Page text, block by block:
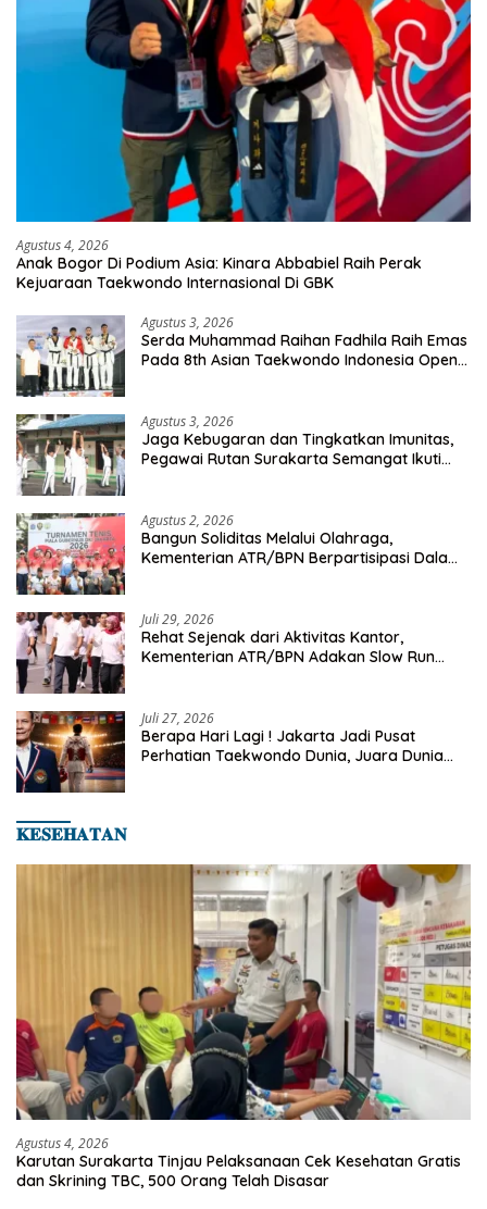
Agustus 4, 2026
Anak Bogor Di Podium Asia: Kinara Abbabiel Raih Perak
Kejuaraan Taekwondo Internasional Di GBK
Agustus 3, 2026
Serda Muhammad Raihan Fadhila Raih Emas
Pada 8th Asian Taekwondo Indonesia Open
Agustus 3, 2026
Jaga Kebugaran dan Tingkatkan Imunitas,
Pegawai Rutan Surakarta Semangat Ikuti
Agustus 2, 2026
Bangun Soliditas Melalui Olahraga,
Kementerian ATR/BPN Berpartisipasi Dalam
Juli 29, 2026
Rehat Sejenak dari Aktivitas Kantor,
Kementerian ATR/BPN Adakan Slow Run
Juli 27, 2026
Berapa Hari Lagi ! Jakarta Jadi Pusat
Perhatian Taekwondo Dunia, Juara Dunia
𝐊𝐄𝐒𝐄𝐇𝐀𝐓𝐀𝐍
Agustus 4, 2026
Karutan Surakarta Tinjau Pelaksanaan Cek Kesehatan Gratis
dan Skrining TBC, 500 Orang Telah Disasar